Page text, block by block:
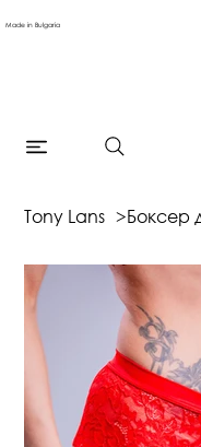
Made in Bulgaria
Tony Lans >Боксер